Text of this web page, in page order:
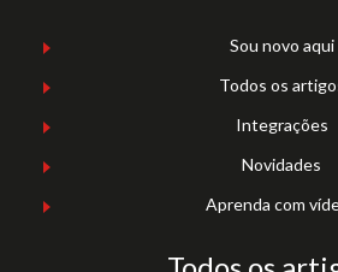
Sou novo aqui
Todos os
Integrações
Novidades
Aprenda com